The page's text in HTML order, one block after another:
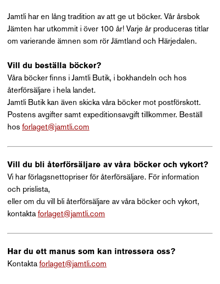
Jamtli har en lång tradition av att ge ut böcker. Vår årsbok
Jämten har utkommit i över 100 år! Varje år produceras titlar
om varierande ämnen som rör Jämtland och Härjedalen.
Vill du beställa böcker?
Våra böcker finns i Jamtli Butik, i bokhandeln och hos
återförsäljare i hela landet.
Jamtli Butik kan även skicka våra böcker mot postförskott.
Postens avgifter samt expeditionsavgift tillkommer. Beställ
hos forlaget@jamtli.com
Vill du bli återförsäljare av våra böcker och vykort?
Vi har förlagsnettopriser för återförsäljare. För information
och prislista,
eller om du vill bli återförsäljare av våra böcker och vykort,
kontakta forlaget@jamtli.com
Har du ett manus som kan intressera oss?
Kontakta forlaget@jamtli.com